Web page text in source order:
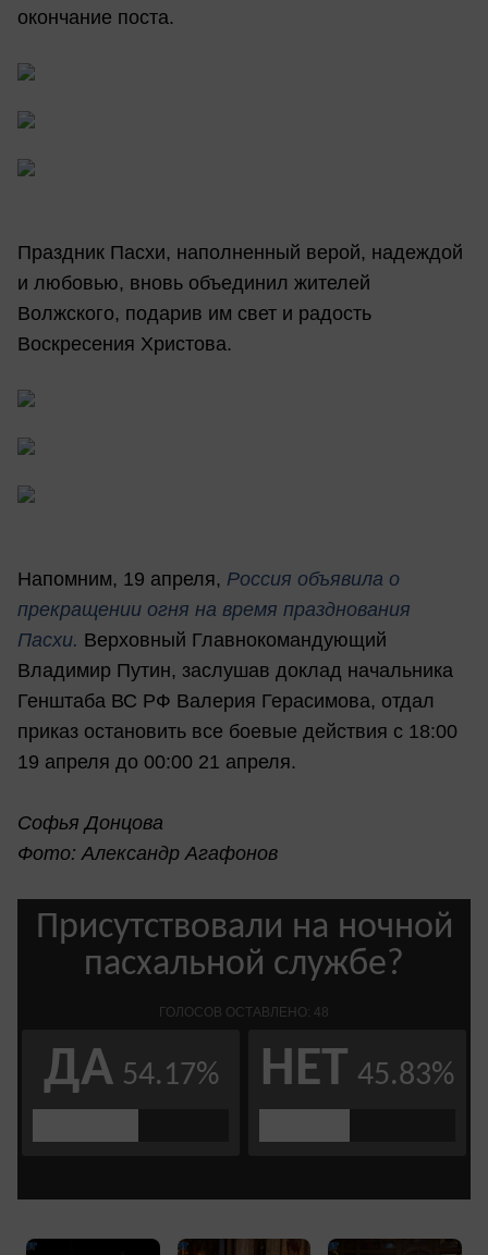
окончание поста.
Праздник Пасхи, наполненный верой, надеждой
и любовью, вновь объединил жителей
Волжского, подарив им свет и радость
Воскресения Христова.
Напомним, 19 апреля, Россия объявила о
прекращении огня на время празднования
Пасхи. Верховный Главнокомандующий
Владимир Путин, заслушав доклад начальника
Генштаба ВС РФ Валерия Герасимова, отдал
приказ остановить все боевые действия с 18:00
19 апреля до 00:00 21 апреля.
Софья Донцова
Фото: Александр Агафонов